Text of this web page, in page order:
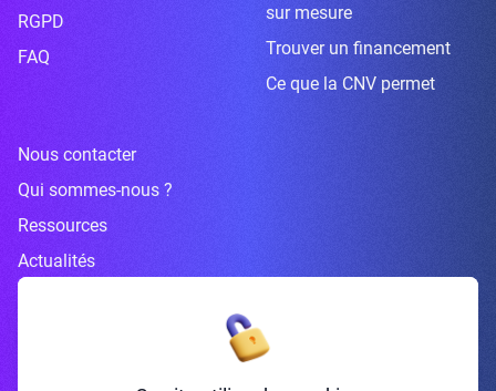
RGPD
FAQ
sur mesure
Trouver un financement
Ce que la CNV permet
Nous contacter
Qui sommes-nous ?
Ressources
Actualités
Inscrivez-vous à la newsletter